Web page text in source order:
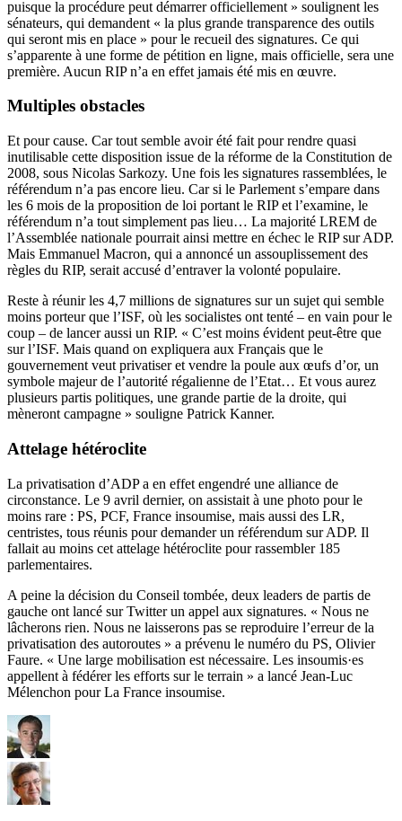
puisque la procédure peut démarrer officiellement » soulignent les
sénateurs, qui demandent « la plus grande transparence des outils
qui seront mis en place » pour le recueil des signatures. Ce qui
s’apparente à une forme de pétition en ligne, mais officielle, sera une
première. Aucun RIP n’a en effet jamais été mis en œuvre.
Multiples obstacles
Et pour cause. Car tout semble avoir été fait pour rendre quasi
inutilisable cette disposition issue de la réforme de la Constitution de
2008, sous Nicolas Sarkozy. Une fois les signatures rassemblées, le
référendum n’a pas encore lieu. Car si le Parlement s’empare dans
les 6 mois de la proposition de loi portant le RIP et l’examine, le
référendum n’a tout simplement pas lieu… La majorité LREM de
l’Assemblée nationale pourrait ainsi mettre en échec le RIP sur ADP.
Mais Emmanuel Macron, qui a annoncé un assouplissement des
règles du RIP, serait accusé d’entraver la volonté populaire.
Reste à réunir les 4,7 millions de signatures sur un sujet qui semble
moins porteur que l’ISF, où les socialistes ont tenté – en vain pour le
coup – de lancer aussi un RIP. « C’est moins évident peut-être que
sur l’ISF. Mais quand on expliquera aux Français que le
gouvernement veut privatiser et vendre la poule aux œufs d’or, un
symbole majeur de l’autorité régalienne de l’Etat… Et vous aurez
plusieurs partis politiques, une grande partie de la droite, qui
mèneront campagne » souligne Patrick Kanner.
Attelage hétéroclite
La privatisation d’ADP a en effet engendré une alliance de
circonstance. Le 9 avril dernier, on assistait à une photo pour le
moins rare : PS, PCF, France insoumise, mais aussi des LR,
centristes, tous réunis pour demander un référendum sur ADP. Il
fallait au moins cet attelage hétéroclite pour rassembler 185
parlementaires.
A peine la décision du Conseil tombée, deux leaders de partis de
gauche ont lancé sur Twitter un appel aux signatures. « Nous ne
lâcherons rien. Nous ne laisserons pas se reproduire l’erreur de la
privatisation des autoroutes » a prévenu le numéro du PS, Olivier
Faure. « Une large mobilisation est nécessaire. Les insoumis·es
appellent à fédérer les efforts sur le terrain » a lancé Jean-Luc
Mélenchon pour La France insoumise.